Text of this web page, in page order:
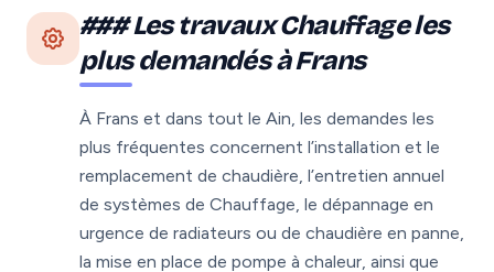
### Les travaux Chauffage les
plus demandés à Frans
À Frans et dans tout le Ain, les demandes les
plus fréquentes concernent l’installation et le
remplacement de chaudière, l’entretien annuel
de systèmes de Chauffage, le dépannage en
urgence de radiateurs ou de chaudière en panne,
la mise en place de pompe à chaleur, ainsi que